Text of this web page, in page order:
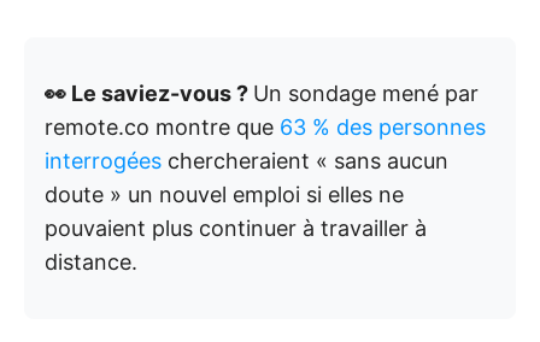
👀 Le saviez-vous ? Un sondage mené par
remote.co montre que 63 % des personnes
interrogées chercheraient « sans aucun
doute » un nouvel emploi si elles ne
pouvaient plus continuer à travailler à
distance.